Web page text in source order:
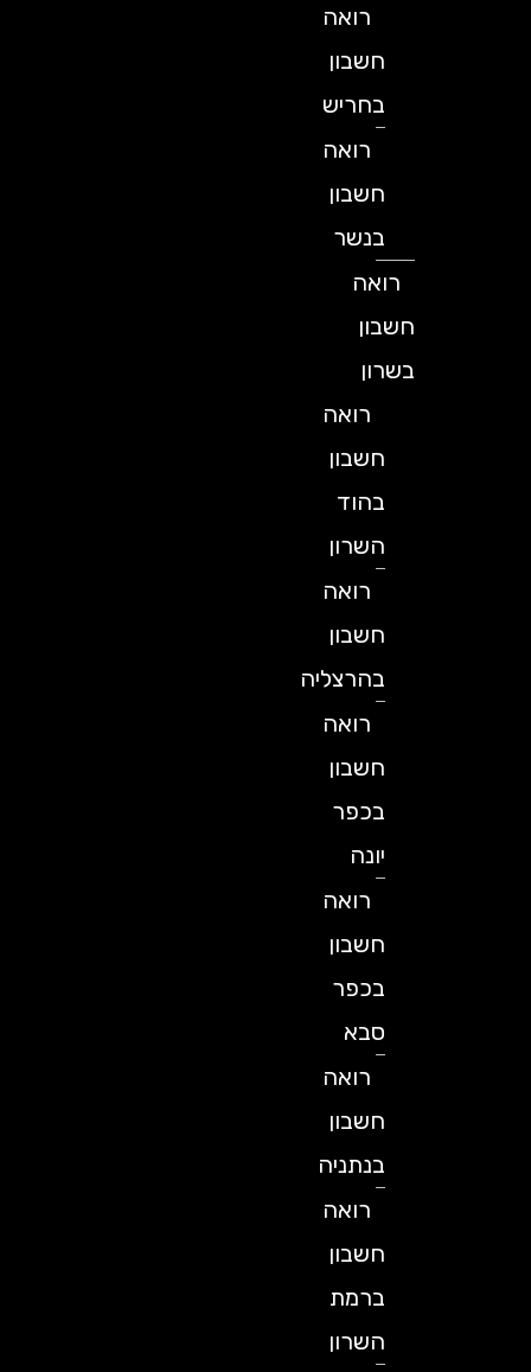
רואה
חשבון
בחריש
רואה
חשבון
בנשר
רואה
חשבון
בשרון
רואה
חשבון
בהוד
השרון
רואה
חשבון
בהרצליה
רואה
חשבון
בכפר
רואה
חשבון
בכפר
רואה
חשבון
בנתניה
רואה
חשבון
ברמת
השרון